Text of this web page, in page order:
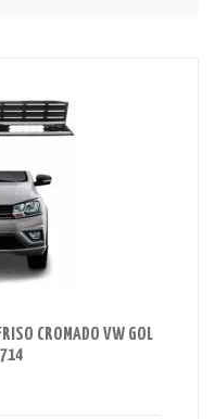
CROMADO VW GOL